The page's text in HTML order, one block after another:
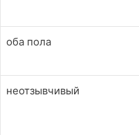
оба пола
неотзывчивый